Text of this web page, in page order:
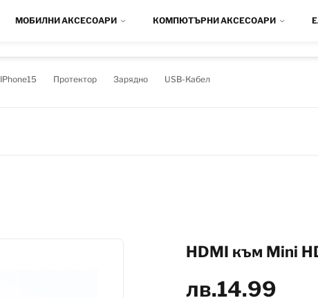
IPhone15 Протектор Зарядно USB-Кабел
МОБИЛНИ АКСЕСОАРИ КОМПЮТЪРНИ АКСЕСОАРИ
HDMI към Mini
лв.14.99